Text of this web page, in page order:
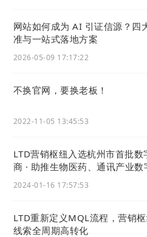
网站如何成为 AI 引证信源？四
准与一站式落地方案
2026-05-09 17:17:22
不换官网，要换老板！
2022-11-05 13:45:53
LTD营销枢纽入选杭州市首批数
商 · 助推生物医药、通讯产业数
2024-01-16 17:57:53
LTD重新定义MQL流程，营销
线索全周期高转化